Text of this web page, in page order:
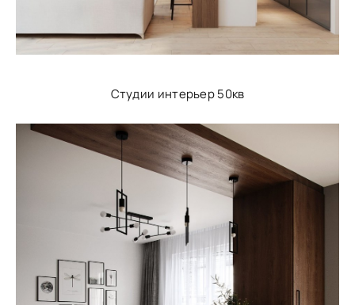
Студии интерьер 50кв